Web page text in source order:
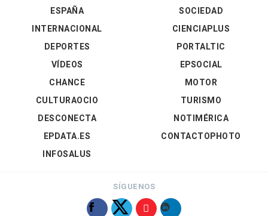
ESPAÑA
INTERNACIONAL
DEPORTES
VÍDEOS
SOCIEDAD
CIENCIAPLUS
PORTALTIC
EPSOCIAL
CHANCE
CULTURAOCIO
DESCONECTA
EPDATA.ES
INFOSALUS
MOTOR
TURISMO
NOTIMÉRICA
CONTACTOPHOTO
SÍGUENOS